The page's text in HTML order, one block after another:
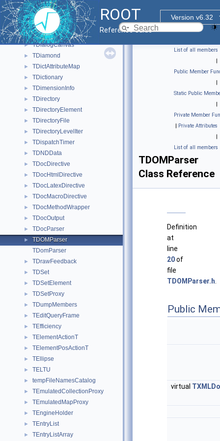
ROOT
Version v6.32
Reference Guide
► TDecompSVD
► TDefHistImagePalette
► TDelCharCom
► TDelTextCom
► TDialogCanvas
► TDiamond
► TDictAttributeMap
► TDictionary
► TDimensionInfo
► TDirectory
► TDirectoryElement
► TDirectoryFile
► TDirectoryLevelIter
► TDispatchTimer
► TDNDData
► TDocDirective
► TDocHtmlDirective
► TDocLatexDirective
► TDocMacroDirective
► TDocMethodWrapper
► TDocOutput
► TDocParser
►
TDOMParser
TDomParser
► TDrawFeedback
► TDSet
► TDSetElement
► TDSetProxy
► TDumpMembers
► TEditQueryFrame
► TEfficiency
► TElementActionT
► TElementPosActionT
► TEllipse
► TELTU
► tempFileNamesCatalog
► TEmulatedCollectionProxy
► TEmulatedMapProxy
► TEngineHolder
► TEntryList
► TEntryListArray
List of all members
|
Public Member
|
Static Public
|
Private Member
| Private Attributes
|
List of all members
TDOMParser
Class Reference
Definition
at
line
20of
file
TDOMParser.h
Public
virtual